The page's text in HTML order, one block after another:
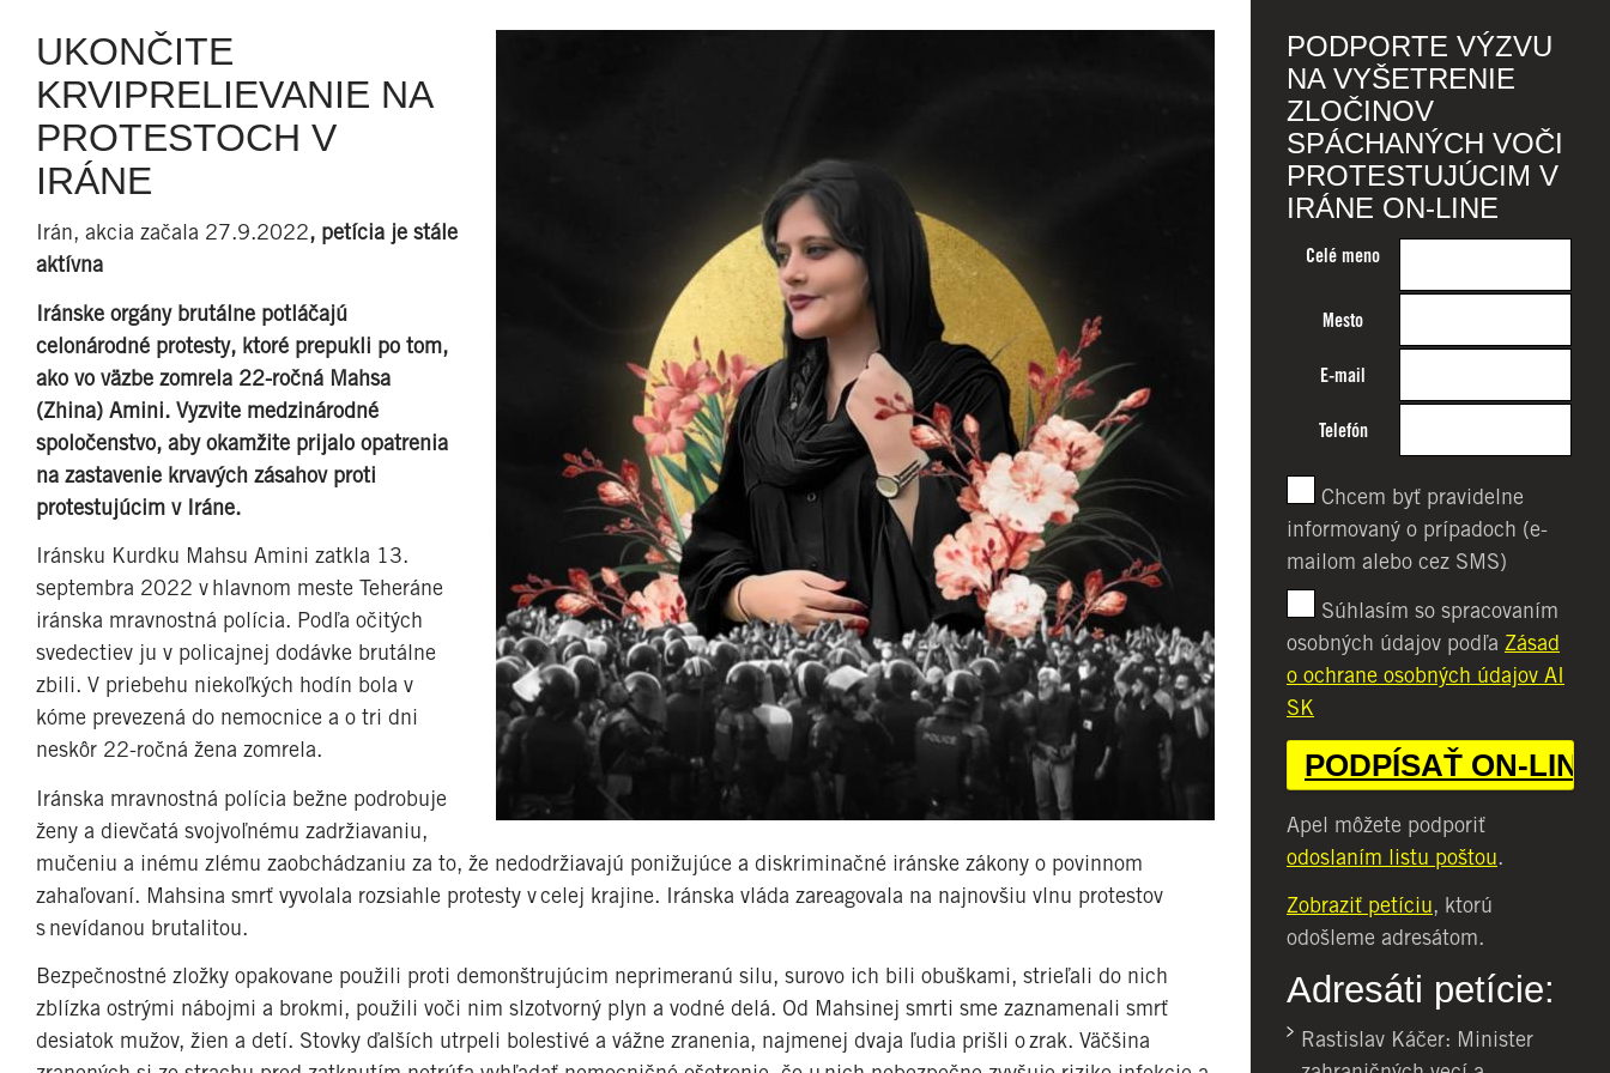
UKONČITE
KRVIPRELIEVANIE NA
PROTESTOCH V
IRÁNE
Irán, akcia začala 27.9.2022, petícia je stále
aktívna
Iránske orgány brutálne potláčajú
celonárodné protesty, ktoré prepukli po tom,
ako vo väzbe zomrela 22-ročná Mahsa
(Zhina) Amini. Vyzvite medzinárodné
spoločenstvo, aby okamžite prijalo opatrenia
na zastavenie krvavých zásahov proti
protestujúcim v Iráne.
Iránsku Kurdku Mahsu Amini zatkla 13.
septembra 2022 v hlavnom meste Teheráne
iránska mravnostná polícia. Podľa očitých
svedectiev ju v policajnej dodávke brutálne
zbili. V priebehu niekoľkých hodín bola v
kóme prevezená do nemocnice a o tri dni
neskôr 22-ročná žena zomrela.
Iránska mravnostná polícia bežne podrobuje
ženy a dievčatá svojvoľnému zadržiavaniu,
mučeniu a inému zlému zaobchádzaniu za to, že nedodržiavajú ponižujúce a diskriminačné iránske zákony o povinnom
zahaľovaní. Mahsina smrť vyvolala rozsiahle protesty v celej krajine. Iránska vláda zareagovala na najnovšiu vlnu protestov
s nevídanou brutalitou.
Bezpečnostné zložky opakovane použili proti demonštrujúcim neprimeranú silu, surovo ich bili obuškami, strieľali do nich
zblízka ostrými nábojmi a brokmi, použili voči nim slzotvorný plyn a vodné delá. Od Mahsinej smrti sme zaznamenali smrť
desiatok mužov, žien a detí. Stovky ďalších utrpeli bolestivé a vážne zranenia, najmenej dvaja ľudia prišli o zrak. Väčšina
PODPORTE VÝZVU
NA VYŠETRENIE
ZLOČINOV
SPÁCHANÝCH VOČI
PROTESTUJÚCIM V
IRÁNE ON-LINE
Celé meno
Mesto
E-mail
Telefón
Chcem byť pravidelne
informovaný o prípadoch (e-
mailom alebo cez SMS)
Súhlasím so spracovaním
osobných údajov podľa Zásad
o ochrane osobných údajov AI
SK
Apel môžete podporiť
odoslaním listu poštou.
Zobraziť petíciu, ktorú
odošleme adresátom.
Adresáti petície:
Rastislav Káčer: Minister